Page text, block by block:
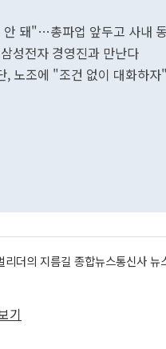
돼"…총파업 앞두고 사내
성전자 경영진과 만난다
, 노조에 "조건 없이 대화하자
리더의 지름길 종합뉴스통신사
기